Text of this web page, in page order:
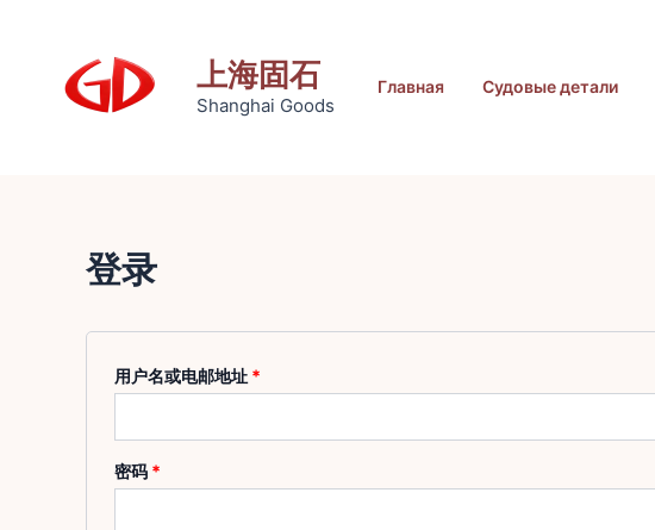
содержанию
上海固石
Shanghai Goods
Главная Судовые детали
登录
用户名或电邮地址 *
密码 *